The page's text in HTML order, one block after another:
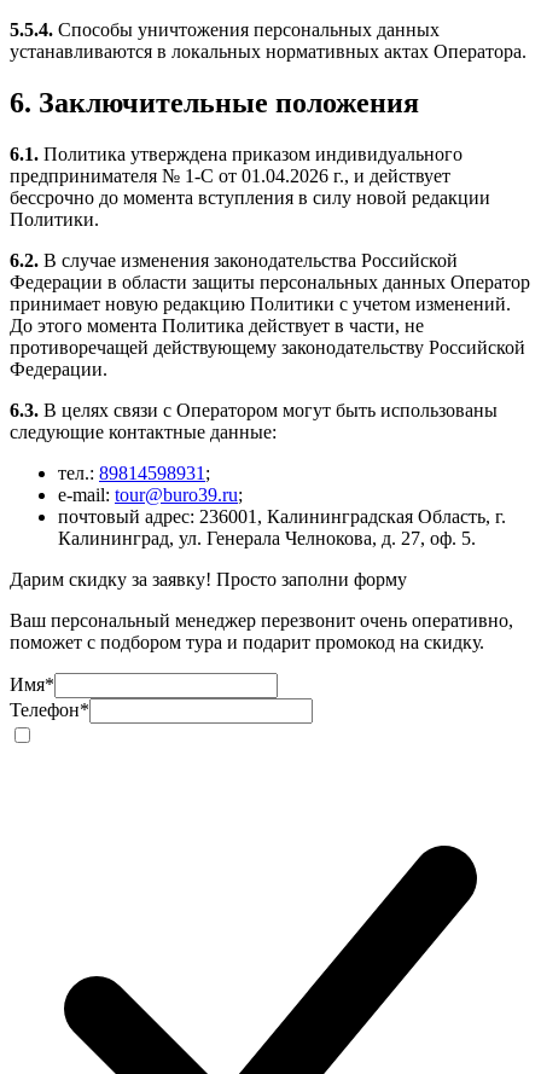
5.5.4. Способы уничтожения персональных данных
устанавливаются в локальных нормативных актах Оператора.
6. Заключительные положения
6.1. Политика утверждена приказом индивидуального
предпринимателя № 1-С от 01.04.2026 г., и действует
бессрочно до момента вступления в силу новой редакции
Политики.
6.2. В случае изменения законодательства Российской
Федерации в области защиты персональных данных Оператор
принимает новую редакцию Политики с учетом изменений.
До этого момента Политика действует в части, не
противоречащей действующему законодательству Российской
Федерации.
6.3. В целях связи с Оператором могут быть использованы
следующие контактные данные:
тел.: 89814598931 ;
e-mail: tour@buro39.ru;
почтовый адрес: 236001, Калининградская Область, г.
Калининград, ул. Генерала Челнокова, д. 27, оф. 5.
Дарим скидку за заявку! Просто заполни форму
Ваш персональный менеджер перезвонит очень оперативно,
поможет с подбором тура и подарит промокод на скидку.
Имя*
Телефон*